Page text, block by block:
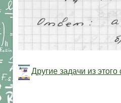
Другие задачи из